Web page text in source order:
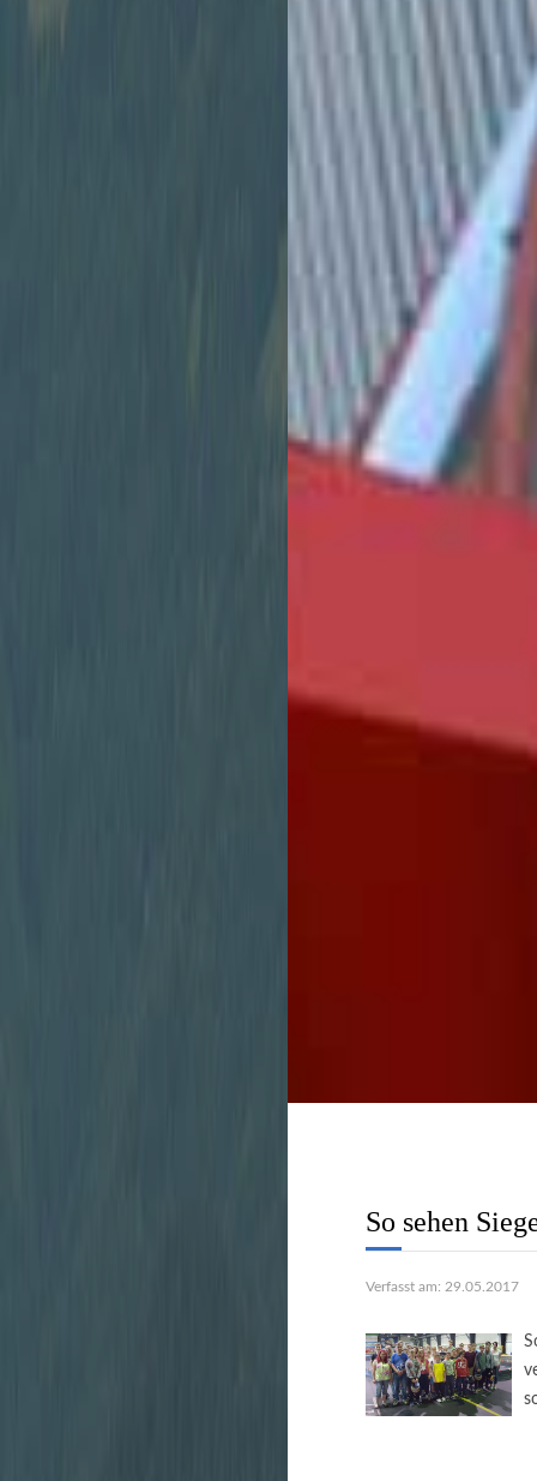
So sehen
Verfasst am: 29.05.2017